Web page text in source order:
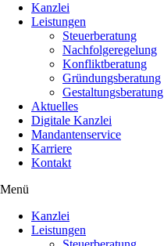
Kanzlei
Leistungen
Steuerberatung
Nachfolgeregelung
Konfliktberatung
Gründungsberatung
Gestaltungsberatung
Aktuelles
Digitale Kanzlei
Mandantenservice
Karriere
Kontakt
Menü
Kanzlei
Leistungen